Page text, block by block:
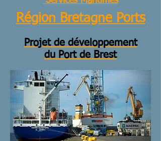
Région Bretagne Ports
Projet de développement
du Port de Brest